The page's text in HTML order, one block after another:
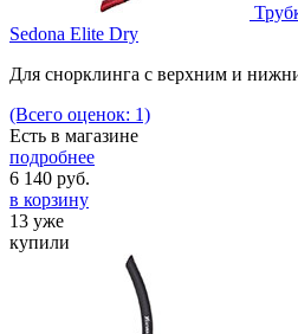
Sedona Elite Dry
Для снорклинга с верхним и
(Всего оценок: 1)
Есть в магазине
подробнее
6 140 руб.
в корзину
13 уже
купили